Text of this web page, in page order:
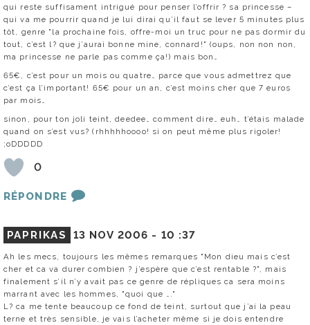
qui reste suffisament intrigué pour penser l’offrir ? sa princesse –
qui va me pourrir quand je lui dirai qu’il faut se lever 5 minutes plus
tôt, genre "la prochaine fois, offre-moi un truc pour ne pas dormir du
tout, c’est l? que j’aurai bonne mine, connard!" (oups, non non non,
ma princesse ne parle pas comme ça!) mais bon…
65€, c’est pour un mois ou quatre… parce que vous admettrez que
c’est ça l’important! 65€ pour un an, c’est moins cher que 7 euros
par mois…
sinon, pour ton joli teint, deedee… comment dire… euh… t’étais malade
quand on s’est vus? (rhhhhhoooo! si on peut même plus rigoler!
;oDDDDD
0
RÉPONDRE
PAPRIKAS 13 NOV 2006 - 10 :37
Ah les mecs, toujours les mêmes remarques "Mon dieu mais c’est
cher et ca va durer combien ? j’espère que c’est rentable ?", mais
finalement s’il n’y avait pas ce genre de répliques ca sera moins
marrant avec les hommes, "quoi que …."
L? ca me tente beaucoup ce fond de teint, surtout que j’ai la peau
terne et très sensible, je vais l’acheter même si je dois entendre